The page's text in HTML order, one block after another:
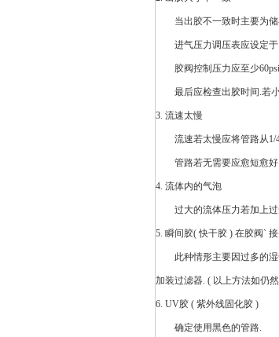
当出胶不一致时主要为储
进气压力调压表应设定于
胶阀控制压力应至少60psi
最后应检查出胶时间 .若
3. 流速太慢
流速若太慢应将管路从1/
管路若无需要应愈短愈好
4. 流体内的气泡
过大的流体压力若加上过
5. 瞬间胶( 快干胶 ) 在胶阀`
此种情形主要因过多的湿
加装过滤器. ( 以上方法如仍
6. UV胶 ( 紫外线固化胶 )
确定使用黑色的管路.